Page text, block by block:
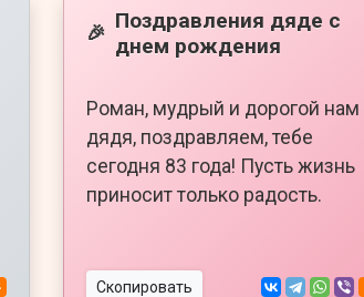
🎉 Поздравления дяде с
днем рождения
Роман, мудрый и дорогой нам
дядя, поздравляем, тебе
сегодня 83 года! Пусть жизнь
приносит только радость.
Скопировать